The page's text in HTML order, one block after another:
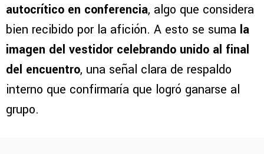
autocrítico en conferencia, algo que considera
bien recibido por la afición. A esto se suma la
imagen del vestidor celebrando unido al final
del encuentro, una señal clara de respaldo
interno que confirmaría que logró ganarse al
grupo.